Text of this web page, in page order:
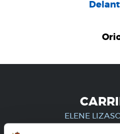
ELENE